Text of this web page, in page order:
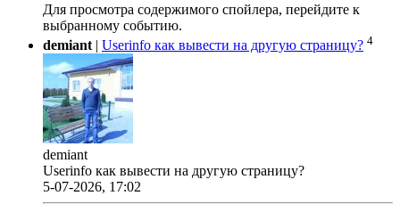
Для просмотра содержимого спойлера, перейдите к
выбранному событию.
demiant | Userinfo как вывести на другую страницу? 4
demiant
Userinfo как вывести на другую страницу?
5-07-2026, 17:02